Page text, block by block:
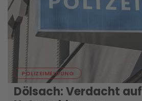
POLIZEIMELDUNG
Dölsach: Verdacht auf